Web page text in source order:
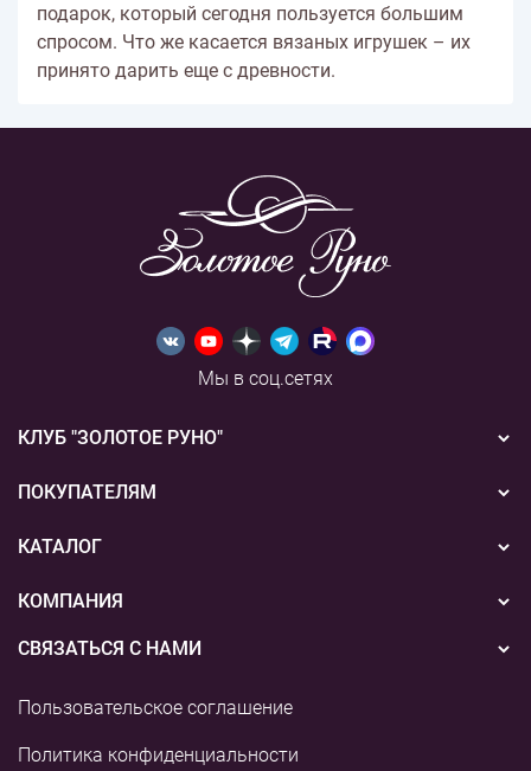
подарок, который сегодня пользуется большим
спросом. Что же касается вязаных игрушек – их
принято дарить еще с древности.
Мы в соц.сетях
КЛУБ "ЗОЛОТОЕ РУНО"
Новости
Акции
ПОКУПАТЕЛЯМ
Бонусная система
Подарочные сертификаты
Способы оплаты
КАТАЛОГ
Вышивка
Пряжа
КОМПАНИЯ
О нас
Наши магазины
Контакты и реквизиты
СВЯЗАТЬСЯ С НАМИ
Пользовательское соглашение
Политика конфиденциальности